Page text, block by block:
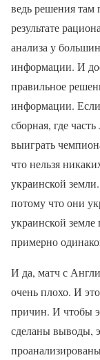
ведь решения там
результате
анализа у
информации. И
правильное
информации.
сборная, где
выиграть
что нельзя
украинской
потому что они
украинской
примерно
И да, матч с
очень плохо. И
причин. И чтобы
сделаны выводы,